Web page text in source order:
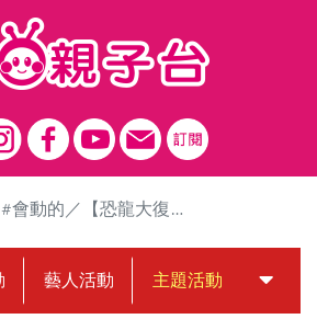
動的／【恐龍大復活】台北關渡碼頭震撼登場！
藝人活動 主題活動 中獎名